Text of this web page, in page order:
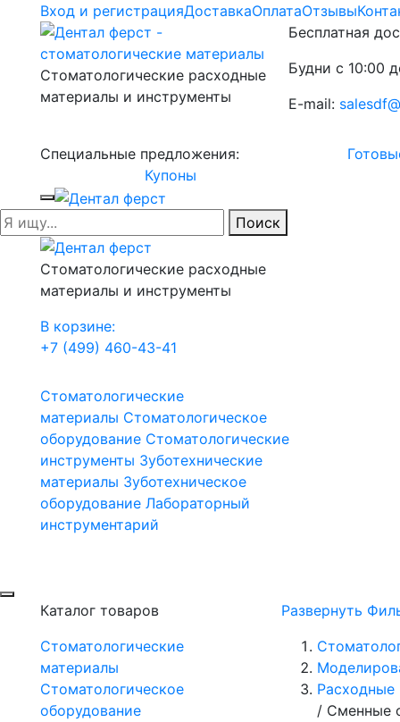
Вход и регистрацияДоставкаОплатаОтзывы
Стоматологические расходные
материалы и инструменты
Бесплатная
Будни с 10:00
E-mail:
Специальные предложения:
Купоны
Поиск
Стоматологические расходные
материалы и инструменты
В корзине:
+7 (499) 460-43-41
Стоматологические
материалы Стоматологическое
оборудование Стоматологические
инструменты Зуботехнические
материалы Зуботехническое
оборудование Лабораторный
инструментарий
Каталог товаров
Стоматологические
материалы
Стоматологическое
оборудование
Развернуть
/ Сменные